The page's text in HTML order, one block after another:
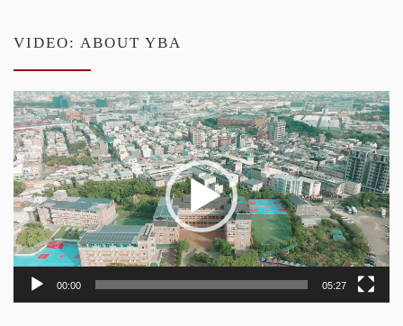
VIDEO: ABOUT YBA
Video
Player
00:00 05:27